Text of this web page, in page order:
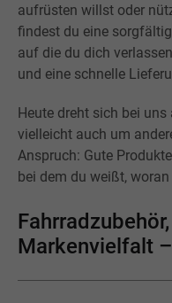
aufrüsten willst oder
findest du eine
auf die du dich
und eine schnelle
Heute dreht sich bei
vielleicht auch um
Anspruch: Gute
bei dem du weißt,
Markenvielfalt